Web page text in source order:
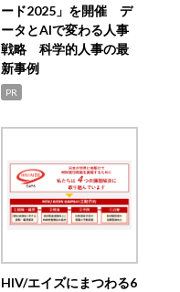
ード2025」を開催 デ
ータとAIで変わる人事
戦略 科学的人事の最
新事例
PR
HIV/エイズにまつわる6